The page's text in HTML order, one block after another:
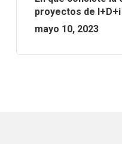
proyectos de I+D+i
mayo 10, 2023